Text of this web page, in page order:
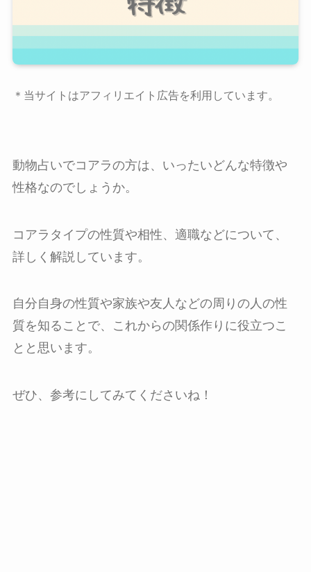
＊当サイトはアフィリエイト広告を利用しています。
動物占いでコアラの方は、いったいどんな特徴や
性格なのでしょうか。
コアラタイプの性質や相性、適職などについて、
詳しく解説しています。
自分自身の性質や家族や友人などの周りの人の性
質を知ることで、これからの関係作りに役立つこ
とと思います。
ぜひ、参考にしてみてくださいね！